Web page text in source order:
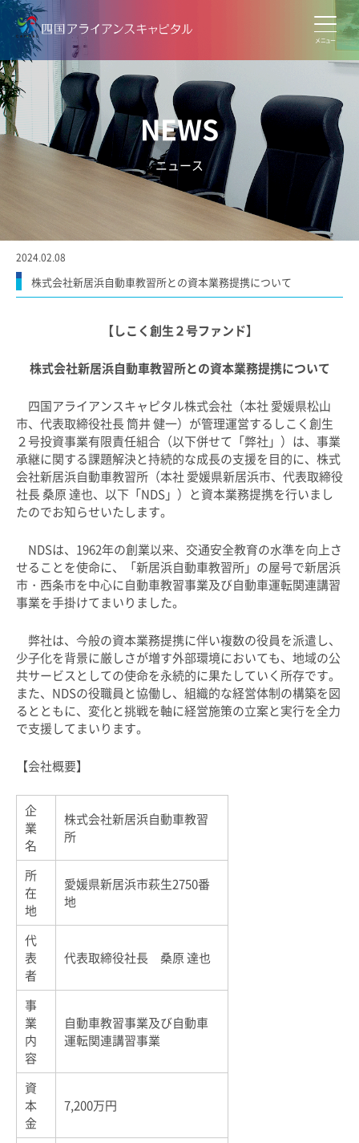
メニュー
NEWS
ニュース
2024.02.08
株式会社新居浜自動車教習所との資本業務提携について
【しこく創生２号ファンド】
株式会社新居浜自動車教習所との資本業務提携について
四国アライアンスキャピタル株式会社（本社 愛媛県松山
市、代表取締役社長 筒井 健一）が管理運営するしこく創生
２号投資事業有限責任組合（以下併せて「弊社」）は、事業
承継に関する課題解決と持続的な成長の支援を目的に、株式
会社新居浜自動車教習所（本社 愛媛県新居浜市、代表取締役
社長 桑原 達也、以下「NDS」）と資本業務提携を行いまし
たのでお知らせいたします。
NDSは、 1962年の創業以来、交通安全教育の水準を向上さ
せることを使命に、「新居浜自動車教習所」の屋号で新居浜
市・西条市を中心に自動車教習事業及び自動車運転関連講習
事業を手掛けてまいりました。
弊社は、今般の資本業務提携に伴い複数の役員を派遣し、
少子化を背景に厳しさが増す外部環境においても、地域の公
共サービスとしての使命を永続的に果たしていく所存です。
また、 NDSの役職員と協働し、組織的な経営体制の構築を図
るとともに、変化と挑戦を軸に経営施策の立案と実行を全力
で支援してまいります。
【会社概要】
企
業
名
株式会社新居浜自動車教習
所
所
在
地
愛媛県新居浜市萩生2750番
地
代
表
者
代表取締役社長 桑原 達也
事
業
内
容
自動車教習事業及び自動車
運転関連講習事業
資
本
金
7,200万円